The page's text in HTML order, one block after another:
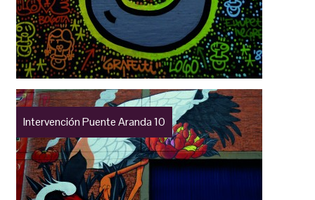
Intervención Puente Aranda 10